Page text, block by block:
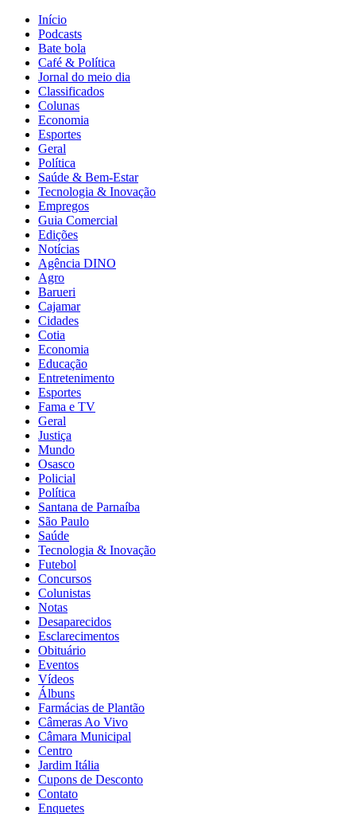
Início
Podcasts
Bate bola
Café & Política
Jornal do meio dia
Classificados
Colunas
Economia
Esportes
Geral
Política
Saúde & Bem-Estar
Tecnologia & Inovação
Empregos
Guia Comercial
Edições
Notícias
Agência DINO
Agro
Barueri
Cajamar
Cidades
Cotia
Economia
Educação
Entretenimento
Esportes
Fama e TV
Geral
Justiça
Mundo
Osasco
Policial
Política
Santana de Parnaíba
São Paulo
Saúde
Tecnologia & Inovação
Futebol
Concursos
Colunistas
Notas
Desaparecidos
Esclarecimentos
Obituário
Eventos
Vídeos
Álbuns
Farmácias de Plantão
Câmeras Ao Vivo
Câmara Municipal
Centro
Jardim Itália
Cupons de Desconto
Contato
Enquetes